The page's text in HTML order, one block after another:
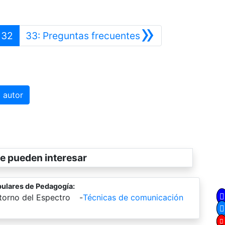
32 »
33: Preguntas frecuentesSiguiente
pueden interesar
de Pedagogía:
del Espectro -Técnicas de comunicación